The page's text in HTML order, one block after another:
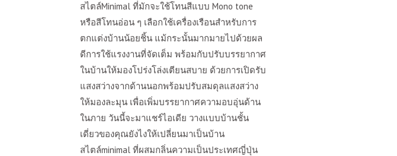
สไตล์Minimal ที่มักจะใช้โทนสีแบบ Mono tone
หรือสีโทนอ่อน ๆ เลือกใช้เครื่องเรือนสำหรับการ
ตกแต่งบ้านน้อยชิ้น แม้กระนั้นมากมายไปด้วยผล
ดีการใช้แรงงานที่จัดเต็ม พร้อมกับปรับบรรยากาศ
ในบ้านให้มองโปร่งโล่งเตียนสบาย ด้วยการเปิดรับ
แสงสว่างจากด้านนอกพร้อมปรับสมดุลแสงสว่าง
ให้มองละมุน เพื่อเพิ่มบรรยากาศความอบอุ่นด้าน
ในภาย วันนี้จะมาแชร์ไอเดีย วางแบบบ้านชั้น
เดี่ยวของคุณยังไงให้เปลี่ยนมาเป็นบ้าน
สไตล์minimal ที่ผสมกลิ่นความเป็นประเทศญี่ปุ่น